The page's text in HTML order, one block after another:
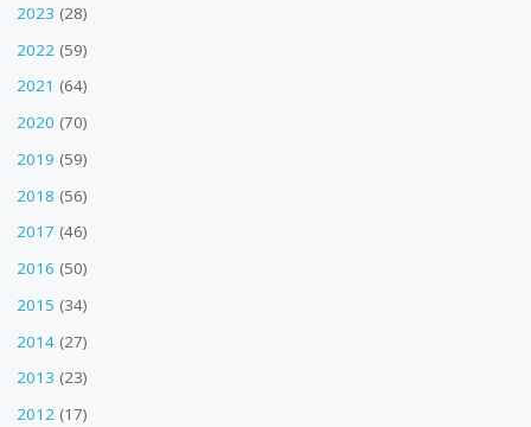
2023 (28)
2022(59)
2021 (64)
2020 (70)
2019 (59)
2018 (56)
2017 (46)
2016 (50)
2015 (34)
2014(27)
2013 (23)
2012(17)